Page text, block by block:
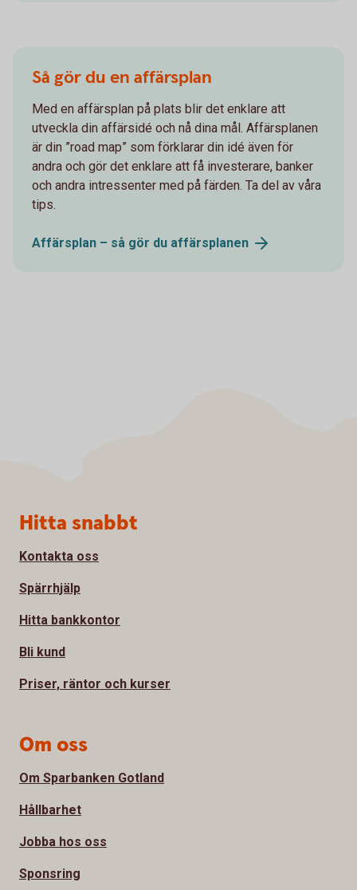
Så gör du en affärsplan
Med en affärsplan på plats blir det enklare att
utveckla din affärsidé och nå dina mål. Affärsplanen
är din ”road map” som förklarar din idé även för
andra och gör det enklare att få investerare, banker
och andra intressenter med på färden. Ta del av våra
tips.
Affärsplan – så gör du affärsplanen
Sidfot
Hitta snabbt
Kontakta oss
Spärrhjälp
Hitta bankkontor
Bli kund
Priser, räntor och kurser
Om oss
Om Sparbanken Gotland
Hållbarhet
Jobba hos oss
Sponsring